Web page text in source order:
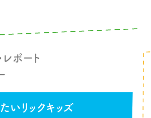
レポート
いリックキッズ